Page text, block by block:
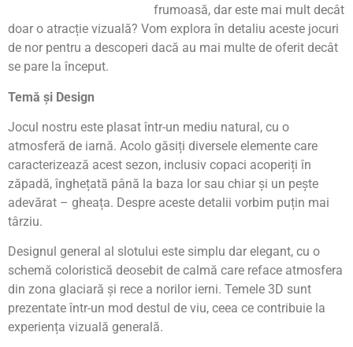
frumoasă, dar este mai mult decât
doar o atracție vizuală? Vom explora în detaliu aceste jocuri
de nor pentru a descoperi dacă au mai multe de oferit decât
se pare la început.
Temă și Design
Jocul nostru este plasat într-un mediu natural, cu o
atmosferă de iarnă. Acolo găsiți diversele elemente care
caracterizează acest sezon, inclusiv copaci acoperiți în
zăpadă, înghețată până la baza lor sau chiar și un pește
adevărat – gheața. Despre aceste detalii vorbim puțin mai
târziu.
Designul general al slotului este simplu dar elegant, cu o
schemă coloristică deosebit de calmă care reface atmosfera
din zona glaciară și rece a norilor ierni. Temele 3D sunt
prezentate într-un mod destul de viu, ceea ce contribuie la
experiența vizuală generală.